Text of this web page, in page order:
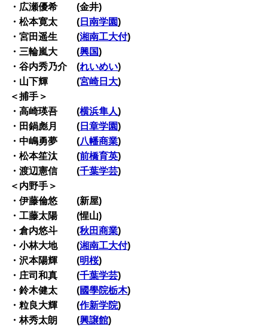
・広瀬優希 (金井)
・松本寛太 ( 日南学園)
・宮田遥生 (湘南工大付)
・三輪嵐大 (興国)
・谷内秀乃介 (れいめい)
・山下輝 (宮崎日大)
＜捕手＞
・高崎瑛吾 (横浜隼人)
・田鍋彪月 ( 日章学園)
・中嶋勇夢 (八幡商業)
・松本笙汰 (前橋育英)
・渡辺憲信 (千葉学芸)
＜内野手＞
・伊藤倫悠 (新屋)
・工藤太陽 (惺山)
・倉内悠斗 (秋田商業)
・小林大地 (湘南工大付)
・沢本陽輝 (明桜)
・庄司和真 (千葉学芸)
・鈴木健太 (國學院栃木)
・粒良大輝 (作新学院)
・林秀太朗 (興譲館)